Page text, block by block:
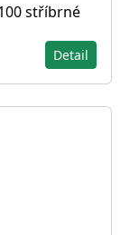
stříbrné
Detail